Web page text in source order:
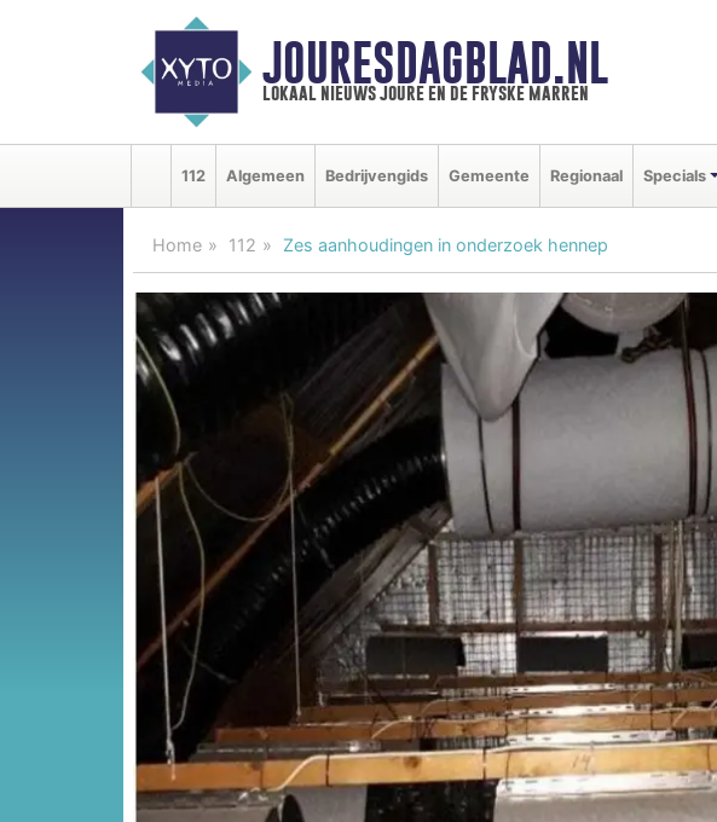
JOURESDAGBLAD.NL
lokaal nieuws joure en de fryske marren
112 Algemeen Bedrijvengids Gemeente Regionaal Specials
Home 112 Zes aanhoudingen in onderzoek hennep